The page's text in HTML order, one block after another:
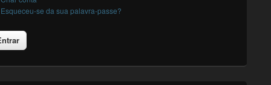
Esqueceu-se da sua palavra-passe?